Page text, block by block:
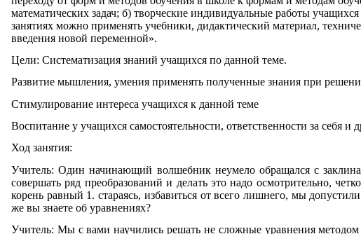
математических задач; б) творческие индивидуальные работы
занятиях можно применять учебники, дидактический материал,
введения новой переменной».
Цели: Систематизация знаний учащихся по данной теме.
Развитие мышления, умения применять полученные знания при
Стимулирование интереса учащихся к данной теме
Воспитание у учащихся самостоятельности, ответственности за себя и
Ход занятия:
Учитель: Один начинающий волшебник неумело обращался с
совершать ряд преобразований и делать это надо осмотрительно,
корень равный 1. стараясь, избавиться от всего лишнего, мы
же вы знаете об уравнениях?
Учитель: Мы с вами научились решать не сложные уравнения